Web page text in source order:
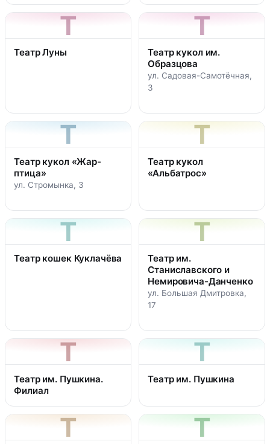
Т
Театр Луны
Т
Театр кукол им.
Образцова
ул. Садовая-Самотёчная,
3
Т
Театр кукол «Жар-
птица»
ул. Стромынка, 3
Т
Театр кукол
«Альбатрос»
Т
Театр кошек Куклачёва
Т
Театр им.
Станиславского и
Немировича­-Данченко
ул. Большая Дмитровка,
17
Т
Театр им. Пушкина.
Филиал
Т
Театр им. Пушкина
Т Т